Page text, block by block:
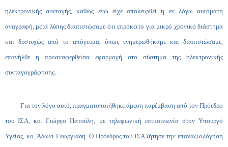
ηλεκτρονικής συνταγής, καθώς ενώ είχε απαλειφθεί η εν λόγω αυτόματη
αναγραφή, μετά λύπης διαπιστώσαμε ότι επρόκειτο για μικρό χρονικό διάστημα
και δυστυχώς από το απόγευμα, όπως ενημερωθήκαμε και διαπιστώσαμε,
επανήλθε η προαναφερθείσα εφαρμογή στο σύστημα της ηλεκτρονικής
συνταγογράφησης.
Για τον λόγο αυτό, πραγματοποιήθηκε άμεση παρέμβαση από τον Πρόεδρο
του ΙΣΑ, κο. Γιώργο Πατούλη, με τηλεφωνική επικοινωνία στον Υπουργό
Υγείας, κο. Άδωνι Γεωργιάδη. Ο Πρόεδρος του ΙΣΑ ζήτησε την επαναξιολόγηση